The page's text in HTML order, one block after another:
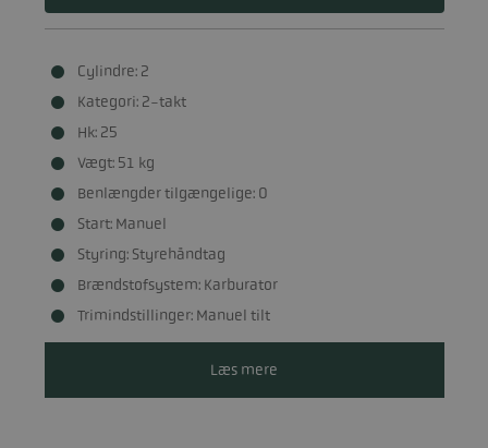
Cylindre: 2
Kategori: 2-takt
Hk: 25
Vægt: 51 kg
Benlængder tilgængelige: 0
Start: Manuel
Styring: Styrehåndtag
Brændstofsystem: Karburator
Trimindstillinger: Manuel tilt
Læs mere